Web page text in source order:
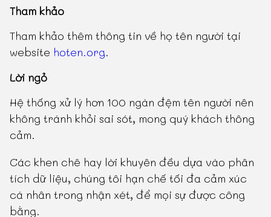
Tham khảo
Tham khảo thêm thông tin về họ tên người tại
website hoten.org.
Lời ngỏ
Hệ thống xử lý hơn 100 ngàn đệm tên người nên
không tránh khỏi sai sót, mong quý khách thông
cảm.
Các khen chê hay lời khuyên đều dựa vào phân
tích dữ liệu, chúng tôi hạn chế tối đa cảm xúc
cá nhân trong nhận xét, để mọi sự được công
bằng.